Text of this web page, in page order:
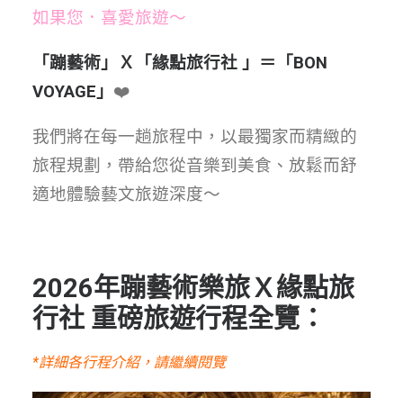
如果您．喜愛旅遊～
「蹦藝術」Ｘ「緣點旅行社 」＝「BON
VOYAGE」 ❤️
我們將在每一趟旅程中，以最獨家而精緻的
旅程規劃，帶給您從音樂到美食、放鬆而舒
適地體驗藝文旅遊深度～
2026年蹦藝術樂旅Ｘ緣點旅
行社 重磅旅遊行程全覽：
*詳細各行程介紹，請繼續閱覽